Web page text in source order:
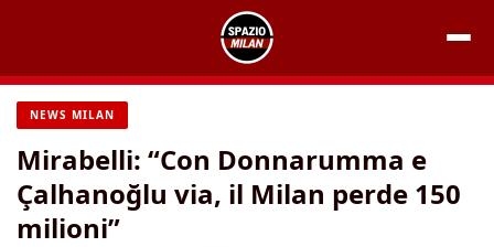
contenuto
NEWS MILAN
Mirabelli: “Con Donnarumma e
Çalhanoğlu via, il Milan perde 150
milioni”